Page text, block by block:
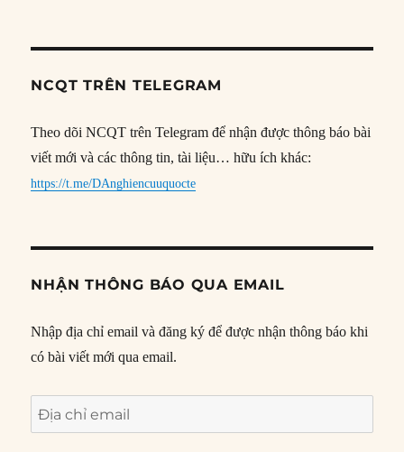
NCQT TRÊN TELEGRAM
Theo dõi NCQT trên Telegram để nhận được thông báo bài
viết mới và các thông tin, tài liệu… hữu ích khác:
https://t.me/DAnghiencuuquocte
NHẬN THÔNG BÁO QUA EMAIL
Nhập địa chỉ email và đăng ký để được nhận thông báo khi
có bài viết mới qua email.
Địa
chỉ